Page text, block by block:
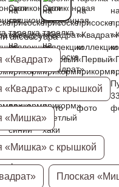
аксессуара
«Квадрат»
«Квадрат» с крышкой
«Мишка»
«Мишка» с крышкой
Плоская